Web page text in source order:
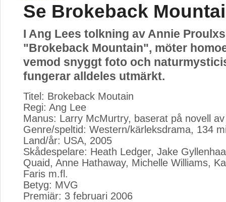
Se Brokeback
I Ang Lees tolkning av Annie
"Brokeback Mountain", möter
vemod snyggt foto och
fungerar alldeles utmärkt.
Titel: Brokeback Moutain
Regi: Ang Lee
Manus: Larry McMurtry, baserat på novell
Genre/speltid: Western/kärleksdrama, 134
Land/år: USA, 2005
Skådespelare: Heath Ledger, Jake
Quaid, Anne Hathaway, Michelle Williams,
Faris m.fl.
Betyg: MVG
Premiär: 3 februari 2006